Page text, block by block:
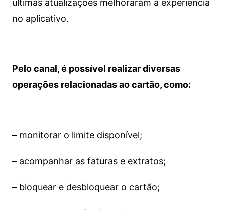
últimas atualizações melhoraram a experiência
no aplicativo.
Pelo canal, é possível realizar diversas
operações relacionadas ao cartão, como:
– monitorar o limite disponível;
– acompanhar as faturas e extratos;
– bloquear e desbloquear o cartão;